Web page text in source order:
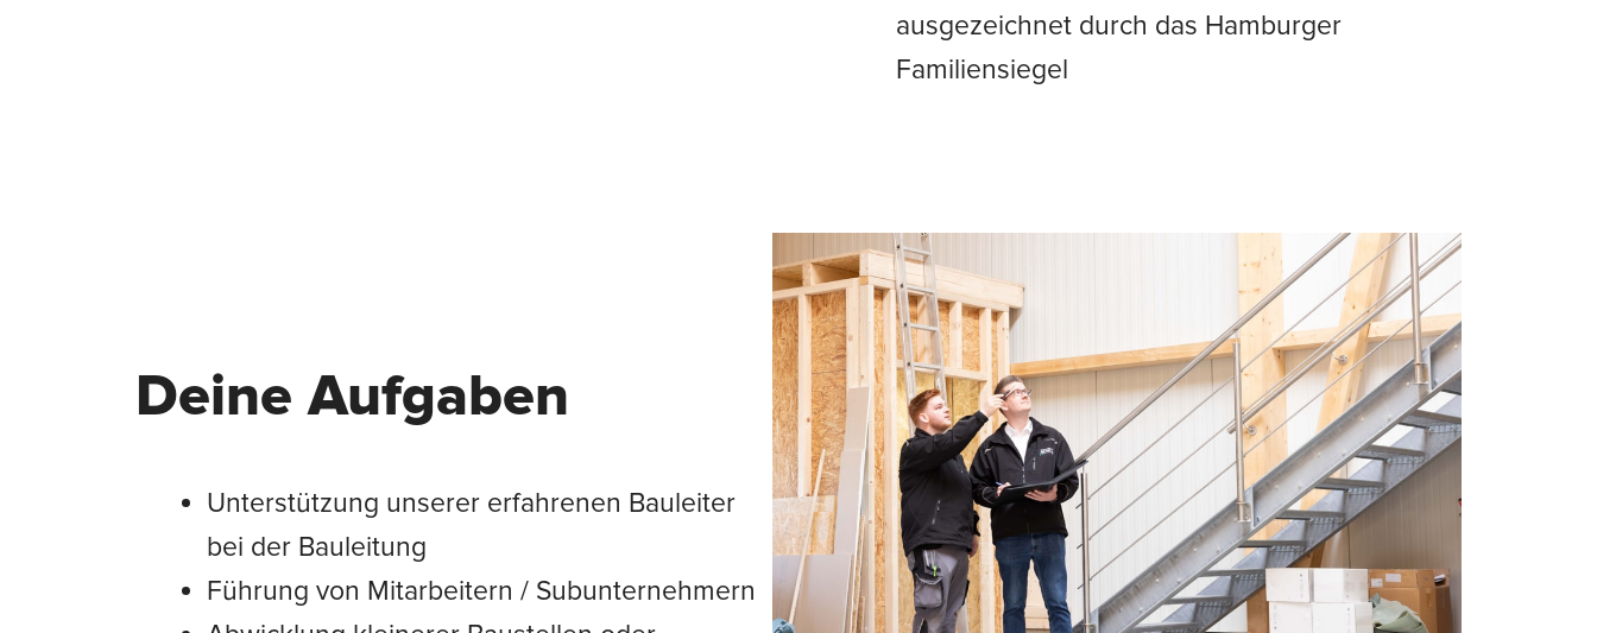
ausgezeichnet durch das Hamburger
Familiensiegel
Deine Aufgaben
Unterstützung unserer erfahrenen Bauleiter
bei der Bauleitung
Führung von Mitarbeitern / Subunternehmern